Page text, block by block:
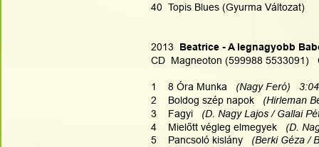
40  Topis Blues (Gyurma Változat)
2013 Beatrice - A legnagyobb
CD  Magneoton (599988 5533091)
1    8 Óra Munka
   (Nagy Feró)   3:04
2    Boldog szép napok
(Hirleman
3    Fagyi (D. Nagy Lajos / Gallai
4    Mielőtt végleg elmegyek
(D.
5    Pancsoló kislány
(Berki Géza /